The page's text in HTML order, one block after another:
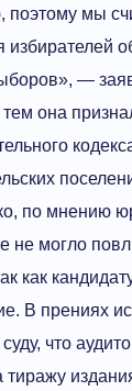
поэтому мы
избирателей
—
она
по мнению
не могло
как
В прениях
что